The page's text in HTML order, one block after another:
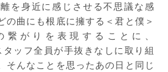
を身近に感じさせる不思議な感
の曲にも根底に擁する＜君と僕＞
繋がりを表現することに、
ッフ全員が手抜きなしに取り組
そんなことを思ったあの日と同じ